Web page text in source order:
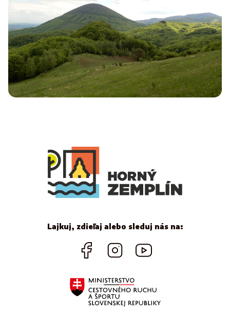
Lajkuj, zdieľaj alebo sleduj nás na: